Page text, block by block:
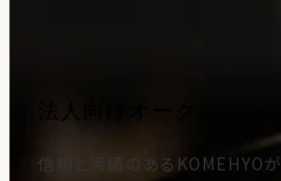
法人向けオークション
信頼と実績のあるKOMEHYO